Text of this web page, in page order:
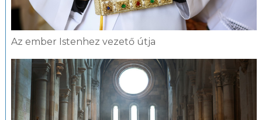
Az ember Istenhez vezető útja